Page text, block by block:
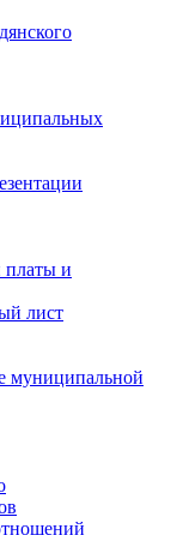
платы и
лист
муниципальной